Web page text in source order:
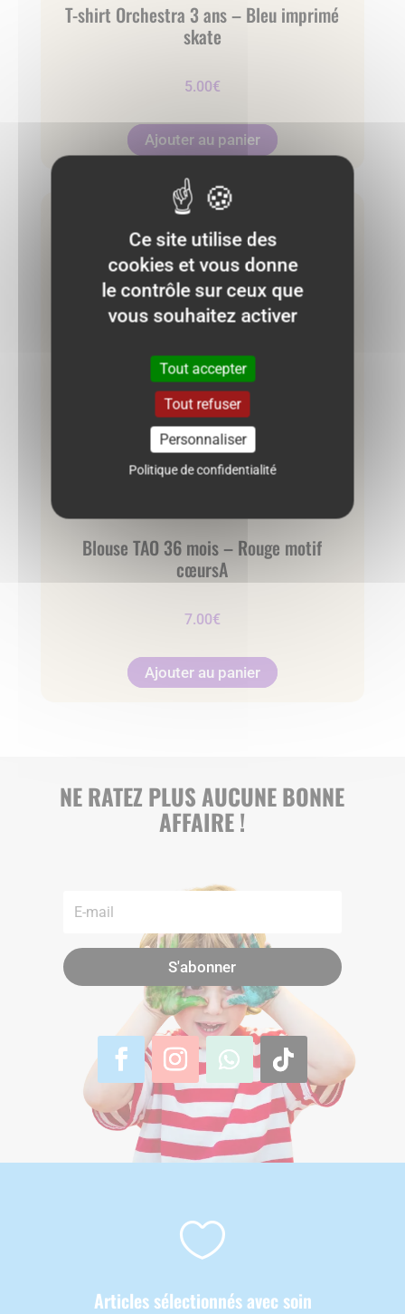
T-shirt Orchestra 3 ans – Bleu imprimé
skate
5.00€
Ajouter au panier
Très bon état
Blouse TAO 36 mois – Rouge motif
cœursA
7.00€
Ajouter au panier
NE RATEZ PLUS AUCUNE BONNE
AFFAIRE !
S'abonner

Articles sélectionnés avec soin
Ce site utilise des
cookies et vous donne
le contrôle sur ceux que
vous souhaitez activer
Tout accepter
Tout refuser
Personnaliser
Politique de confidentialité